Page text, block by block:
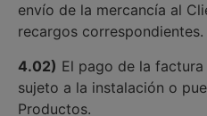
envío de la mercancía al
recargos correspondientes.
4.02) El pago de la
sujeto a la instalación o
Productos.